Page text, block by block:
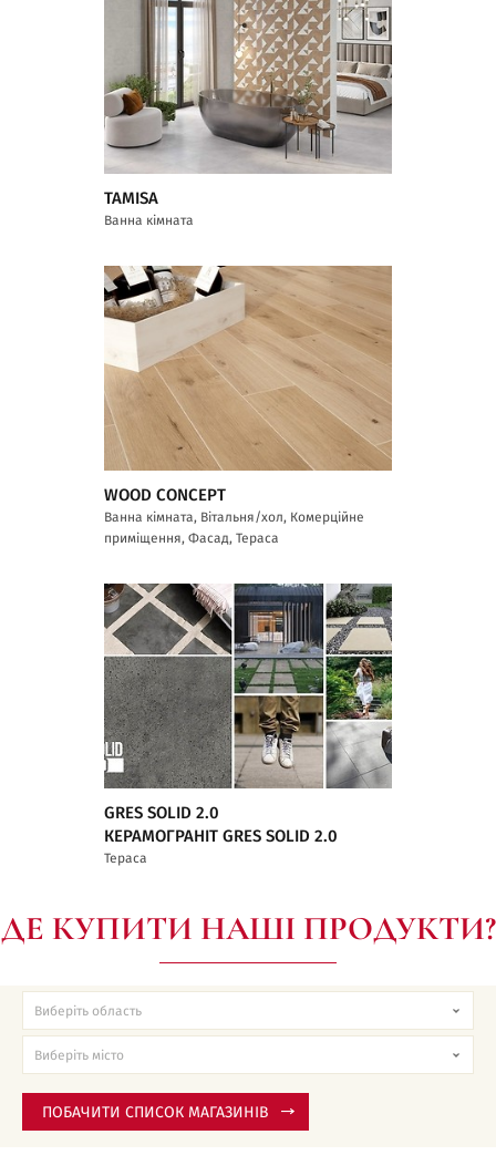
TAMISA
Ванна кімната
WOOD CONCEPT
Ванна кімната, Вітальня/хол, Комерційне
приміщення, Фасад, Тераса
GRES SOLID 2.0
КЕРАМОГРАНІТ GRES SOLID 2.0
Тераса
ДЕ КУПИТИ НАШІ ПРОДУКТИ?
ПОБАЧИТИ СПИСОК МАГАЗИНІВ